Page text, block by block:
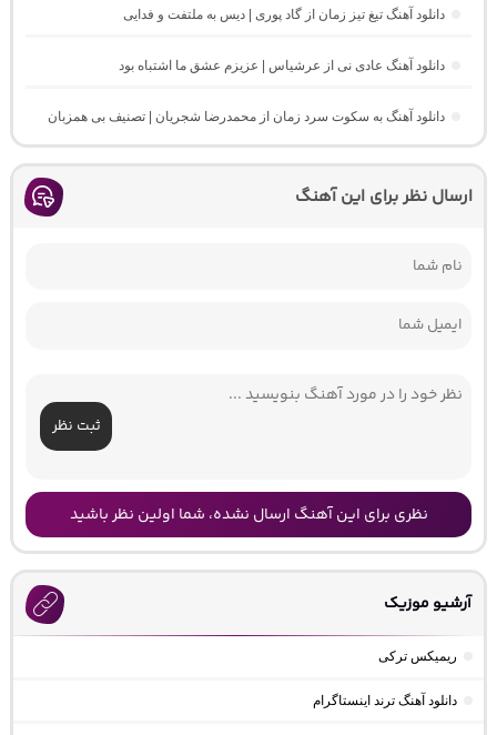
دانلود آهنگ تیغ تیز زمان از گاد پوری | دیس به ملتفت و فدایی
دانلود آهنگ عادی نی از عرشیاس | عزیزم عشق ما اشتباه بود
دانلود آهنگ به سکوت سرد زمان از محمدرضا شجریان | تصنیف بی همزبان
ارسال نظر برای این آهنگ
ثبت نظر
نظری برای این آهنگ ارسال نشده، شما اولین نظر باشید
آرشیو موزیک
ریمیکس ترکی
دانلود آهنگ ترند اینستاگرام